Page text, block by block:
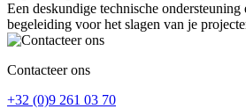
Een deskundige technische
begeleiding voor het slagen van je
Contacteer ons
+32 (0)9 261 03 70